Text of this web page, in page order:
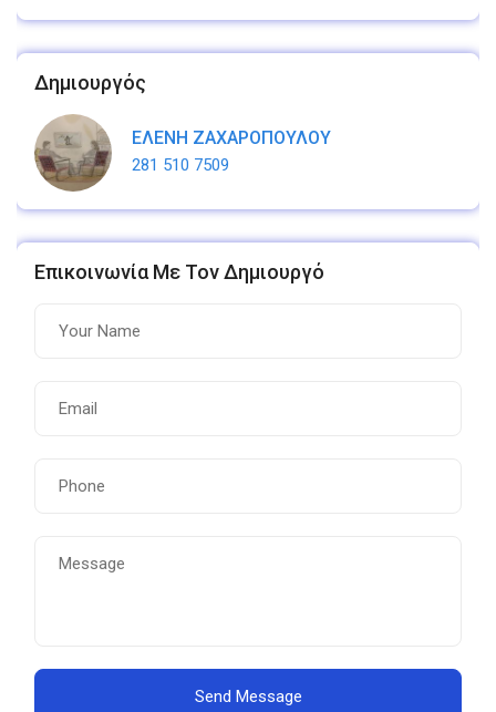
Δημιουργός
ΕΛΕΝΗ ΖΑΧΑΡΟΠΟΥΛΟΥ
281 510 7509
Επικοινωνία Με Τον Δημιουργό
Send Message